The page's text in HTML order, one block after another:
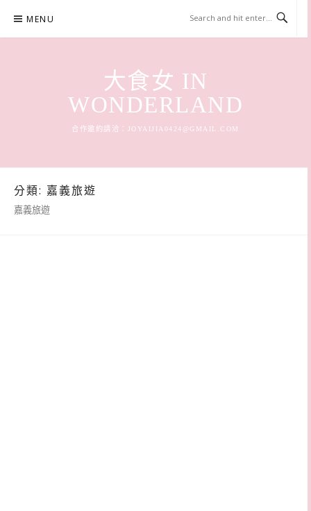
content
MENU
大食女 IN
WONDERLAND
合作邀約請洽： JOYAIJIA0424@GMAIL.COM
分類: 嘉義旅遊
嘉義旅遊